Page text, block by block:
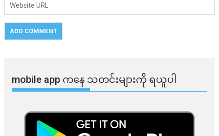
mobile app ​​ကနေ ​​သတင်းများကို ရယူပါ